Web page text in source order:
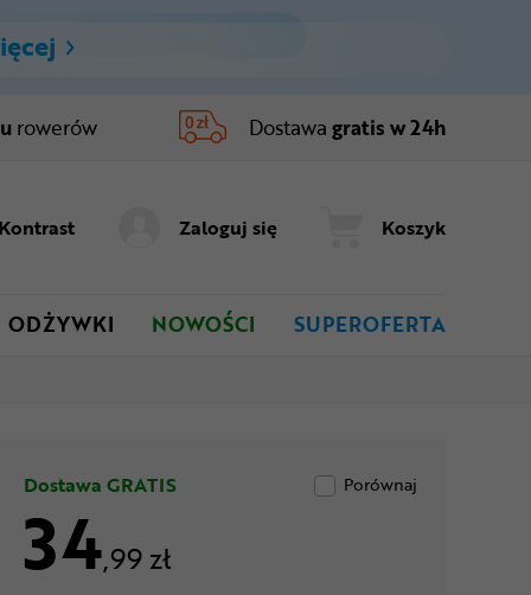
rowerów Dostawa gratis w 24h
Kontrast Zaloguj się Koszyk
ODŻYWKI NOWOŚCI SUPEROFERTA
Dostawa GRATIS Porównaj
34,99 zł